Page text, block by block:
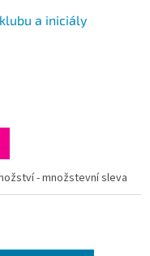
a iniciály
- množstevní sleva